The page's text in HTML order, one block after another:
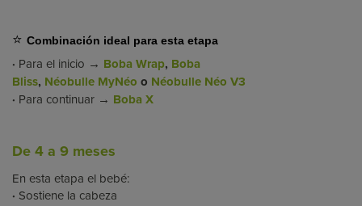
⭐ Combinación ideal para esta etapa
· Para el inicio → Boba Wrap, Boba
Bliss, Néobulle MyNéo o Néobulle Néo V3
· Para continuar → Boba X
De 4 a 9 meses
En esta etapa el bebé:
· Sostiene la cabeza